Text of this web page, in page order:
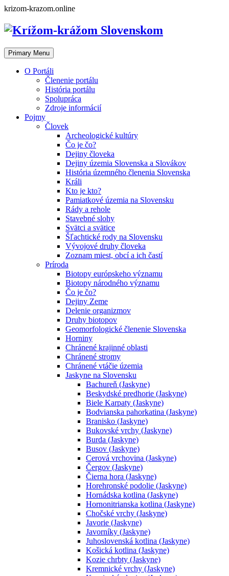
Skip
content
krizom-krazom.online
Primary Menu
O Portáli
Členenie portálu
História portálu
Spolupráca
Zdroje informácií
Pojmy
Človek
Archeologické kultúry
Čo je čo?
Dejiny človeka
Dejiny územia Slovenska a Slovákov
História územného členenia Slovenska
Králi
Kto je kto?
Pamiatkové územia na Slovensku
Rády a rehole
Stavebné slohy
Svätci a svätice
Šľachtické rody na Slovensku
Vývojové druhy človeka
Zoznam miest, obcí a ich častí
Príroda
Biotopy európskeho významu
Biotopy národného významu
Čo je čo?
Dejiny Zeme
Delenie organizmov
Druhy biotopov
Geomorfologické členenie Slovenska
Horniny
Chránené krajinné oblasti
Chránené stromy
Chránené vtáčie územia
Jaskyne na Slovensku
Bachureň (Jaskyne)
Beskydské predhorie (Jaskyne)
Biele Karpaty (Jaskyne)
Bodvianska pahorkatina (Jaskyne)
Branisko (Jaskyne)
Bukovské vrchy (Jaskyne)
Burda (Jaskyne)
Busov (Jaskyne)
Cerová vrchovina (Jaskyne)
Čergov (Jaskyne)
Čierna hora (Jaskyne)
Horehronské podolie (Jaskyne)
Hornádska kotlina (Jaskyne)
Hornonitrianska kotlina (Jaskyne)
Chočské vrchy (Jaskyne)
Javorie (Jaskyne)
Javorníky (Jaskyne)
Juhoslovenská kotlina (Jaskyne)
Košická kotlina (Jaskyne)
Kozie chrbty (Jaskyne)
Kremnické vrchy (Jaskyne)